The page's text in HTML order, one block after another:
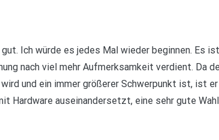
Ich würde es jedes Mal wieder beginnen. Es
nach viel mehr Aufmerksamkeit verdient. Da
und ein immer größerer Schwerpunkt ist, ist
Hardware auseinandersetzt, eine sehr gute